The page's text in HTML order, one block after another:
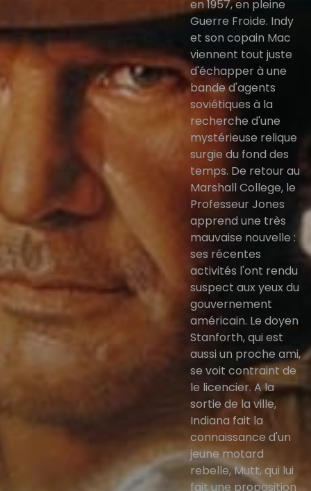
en 1957, en pleine
Guerre Froide. Indy
et son copain Mac
viennent tout juste
d'échapper à une
bande d'agents
soviétiques à la
recherche d'une
mystérieuse relique
surgie du fond des
temps. De retour au
Marshall College, le
Professeur Jones
apprend une très
mauvaise nouvelle :
ses récentes
activités l'ont rendu
suspect aux yeux du
gouvernement
américain. Le doyen
Stanforth, qui est
aussi un proche ami,
se voit contraint de
le licencier. A la
sortie de la ville,
Indiana fait la
connaissance d'un
jeune motard
rebelle, Mutt, qui lui
fait une proposition